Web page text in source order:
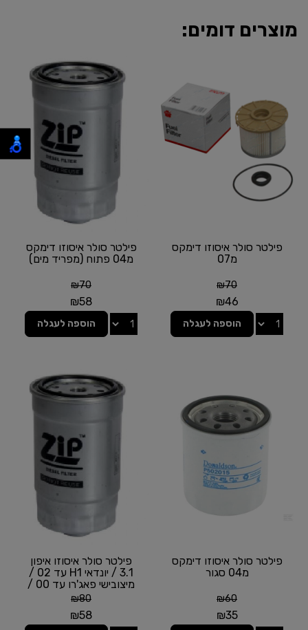
מוצרים דומים:
פילטר סולר איסוזו דימקס
מ07
₪70
₪46
הוספה לעגלה
פילטר סולר איסוזו דימקס
מ04 פתוח (מפריד מים)
₪70
₪58
הוספה לעגלה
פילטר סולר איסוזו דימקס
מ04 סגור
₪60
₪35
פילטר סולר איסוזו איפון
3.1 / יונדאי H1 עד 02 /
מיצובישי פאג'רו עד 00 /
מיצובישי...
₪80
₪58